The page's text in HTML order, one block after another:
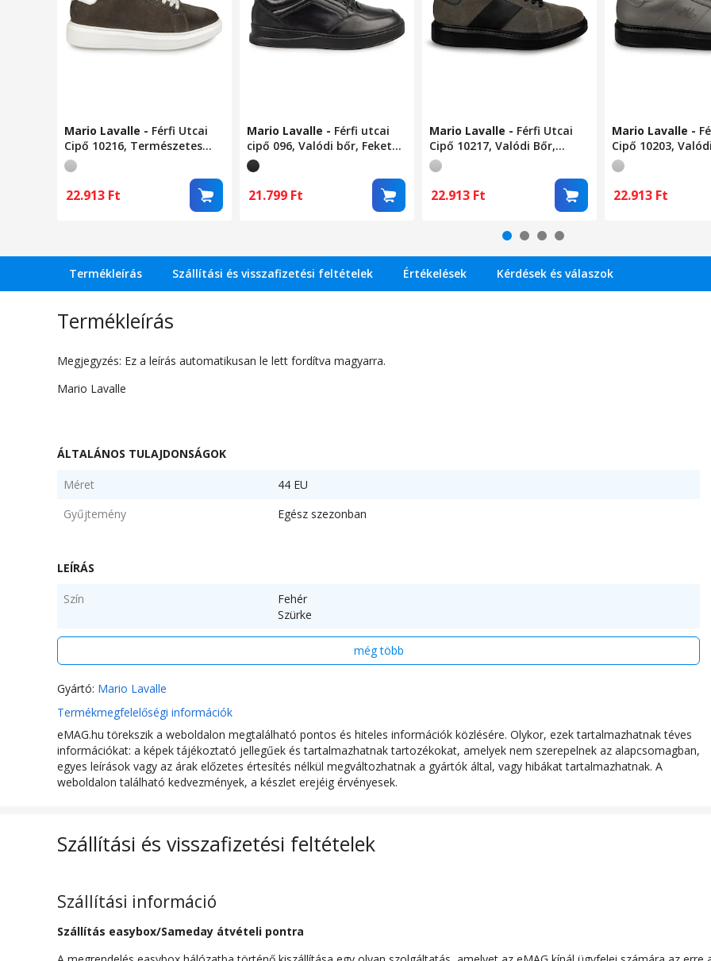
Mario Lavalle - Férfi Utcai
Cipő 10216, Természetes
Bőr, Szürke-bársony-
egyszínű Talp-Fehér44EU
22.913 Ft
Mario Lavalle - Férfi utcai
cipő 096, Valódi bőr, Fekete
41EU
21.799 Ft
Mario Lavalle - Férfi Utcai
Cipő 10217, Valódi Bőr,
Szürke-Bársony-Fekete44EU
22.913 Ft
Mario Lavalle -
Cipő 10203,
Szürke44EU
22.913 Ft
Termékleírás Szállítási és visszafizetési feltételek Értékelések Kérdések és válaszok
Termékleírás
Megjegyzés: Ez a leírás automatikusan le lett fordítva magyarra.
Mario Lavalle
ÁLTALÁNOS TULAJDONSÁGOK
Méret
44 EU
Gyűjtemény
Egész szezonban
LEÍRÁS
Szín
Fehér
Szürke
Orr
Kerek
Részletek
Természetes bőr
Zárószerkezet
Fűzős
Márkavonal
Mario Lavalle
ÖSSZETÉTEL
Felsőrész Bőr
még több
Gyártó: Mario Lavalle
Termékmegfelelőségi információk
eMAG.hu törekszik a weboldalon megtalálható pontos és hiteles információk közlésére. Olykor, ezek tartalmazhatnak téves
információkat: a képek tájékoztató jellegűek és tartalmazhatnak tartozékokat, amelyek nem szerepelnek az alapcsomagban,
egyes leírások vagy az árak előzetes értesítés nélkül megváltozhatnak a gyártók által, vagy hibákat tartalmazhatnak. A
weboldalon található kedvezmények, a készlet erejéig érvényesek.
Szállítási és visszafizetési feltételek
Szállítási információ
Szállítás easybox/Sameday átvételi pontra